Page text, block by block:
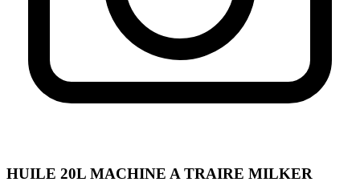
HUILE 20L MACHINE A TRAIRE MILKER